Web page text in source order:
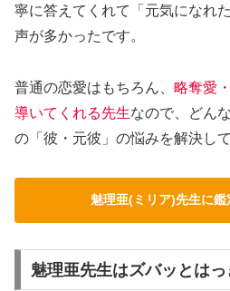
寧に答えてくれて「元気になれ
声が多かったです。
普通の恋愛はもちろん、 略奪愛
導いてくれる先生なので、どん
の「彼・元彼」の悩みを解決して
魅理亜(ミリア)先生に
魅理亜先生はズバッとは